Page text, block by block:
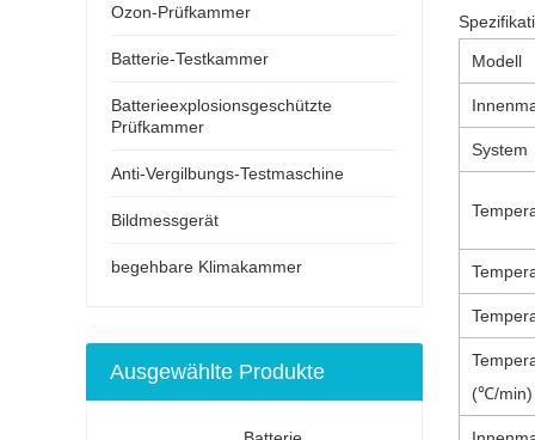
Modell
System
(℃/min)
Ozon-Prüfkammer
Batterie-Testkammer
Batterieexplosionsgeschützte
Prüfkammer
Anti-Vergilbungs-Testmaschine
Bildmessgerät
begehbare Klimakammer
Ausgewählte Produkte